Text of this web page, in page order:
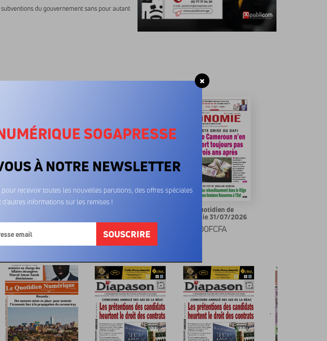
du gouvernement sans pour autant
400FCFA 400FCFA
Le quotidien de
l'economie 31/07/2026
400FCFA
SOGAPRESSE
À NOTRE NEWSLETTER
pour recevoir toutes les nouvelles parutions, des offres spéciales
d’autres informations sur les remises !
SOUSCRIRE